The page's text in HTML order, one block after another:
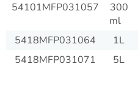
54101MFP031057
300
ml
5418MFP031064
1L
5418MFP031071
5L